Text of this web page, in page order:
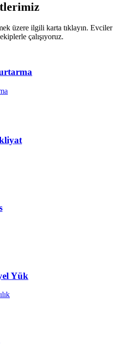
üzere ilgili karta tıklayın. Evciler
çalışıyoruz.
Yük